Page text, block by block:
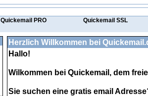
Quickemail PRO Quickemail SSL
Herzlich Willkommen bei
Hallo!
Wilkommen bei Quickemail, dem
Sie suchen eine gratis email